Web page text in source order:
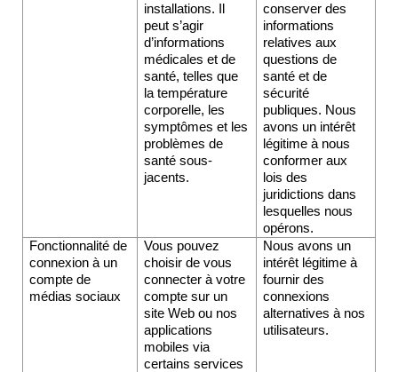
installations. Il
peut s’agir
d’informations
médicales et de
santé, telles que
la température
corporelle, les
symptômes et les
problèmes de
santé sous-
jacents.
conserver des
informations
relatives aux
questions de
santé et de
sécurité
publiques. Nous
avons un intérêt
légitime à nous
conformer aux
lois des
juridictions dans
lesquelles nous
opérons.
Fonctionnalité de
connexion à un
compte de
médias sociaux
Vous pouvez
choisir de vous
connecter à votre
compte sur un
site Web ou nos
applications
mobiles via
certains services
Nous avons un
intérêt légitime à
fournir des
connexions
alternatives à nos
utilisateurs.